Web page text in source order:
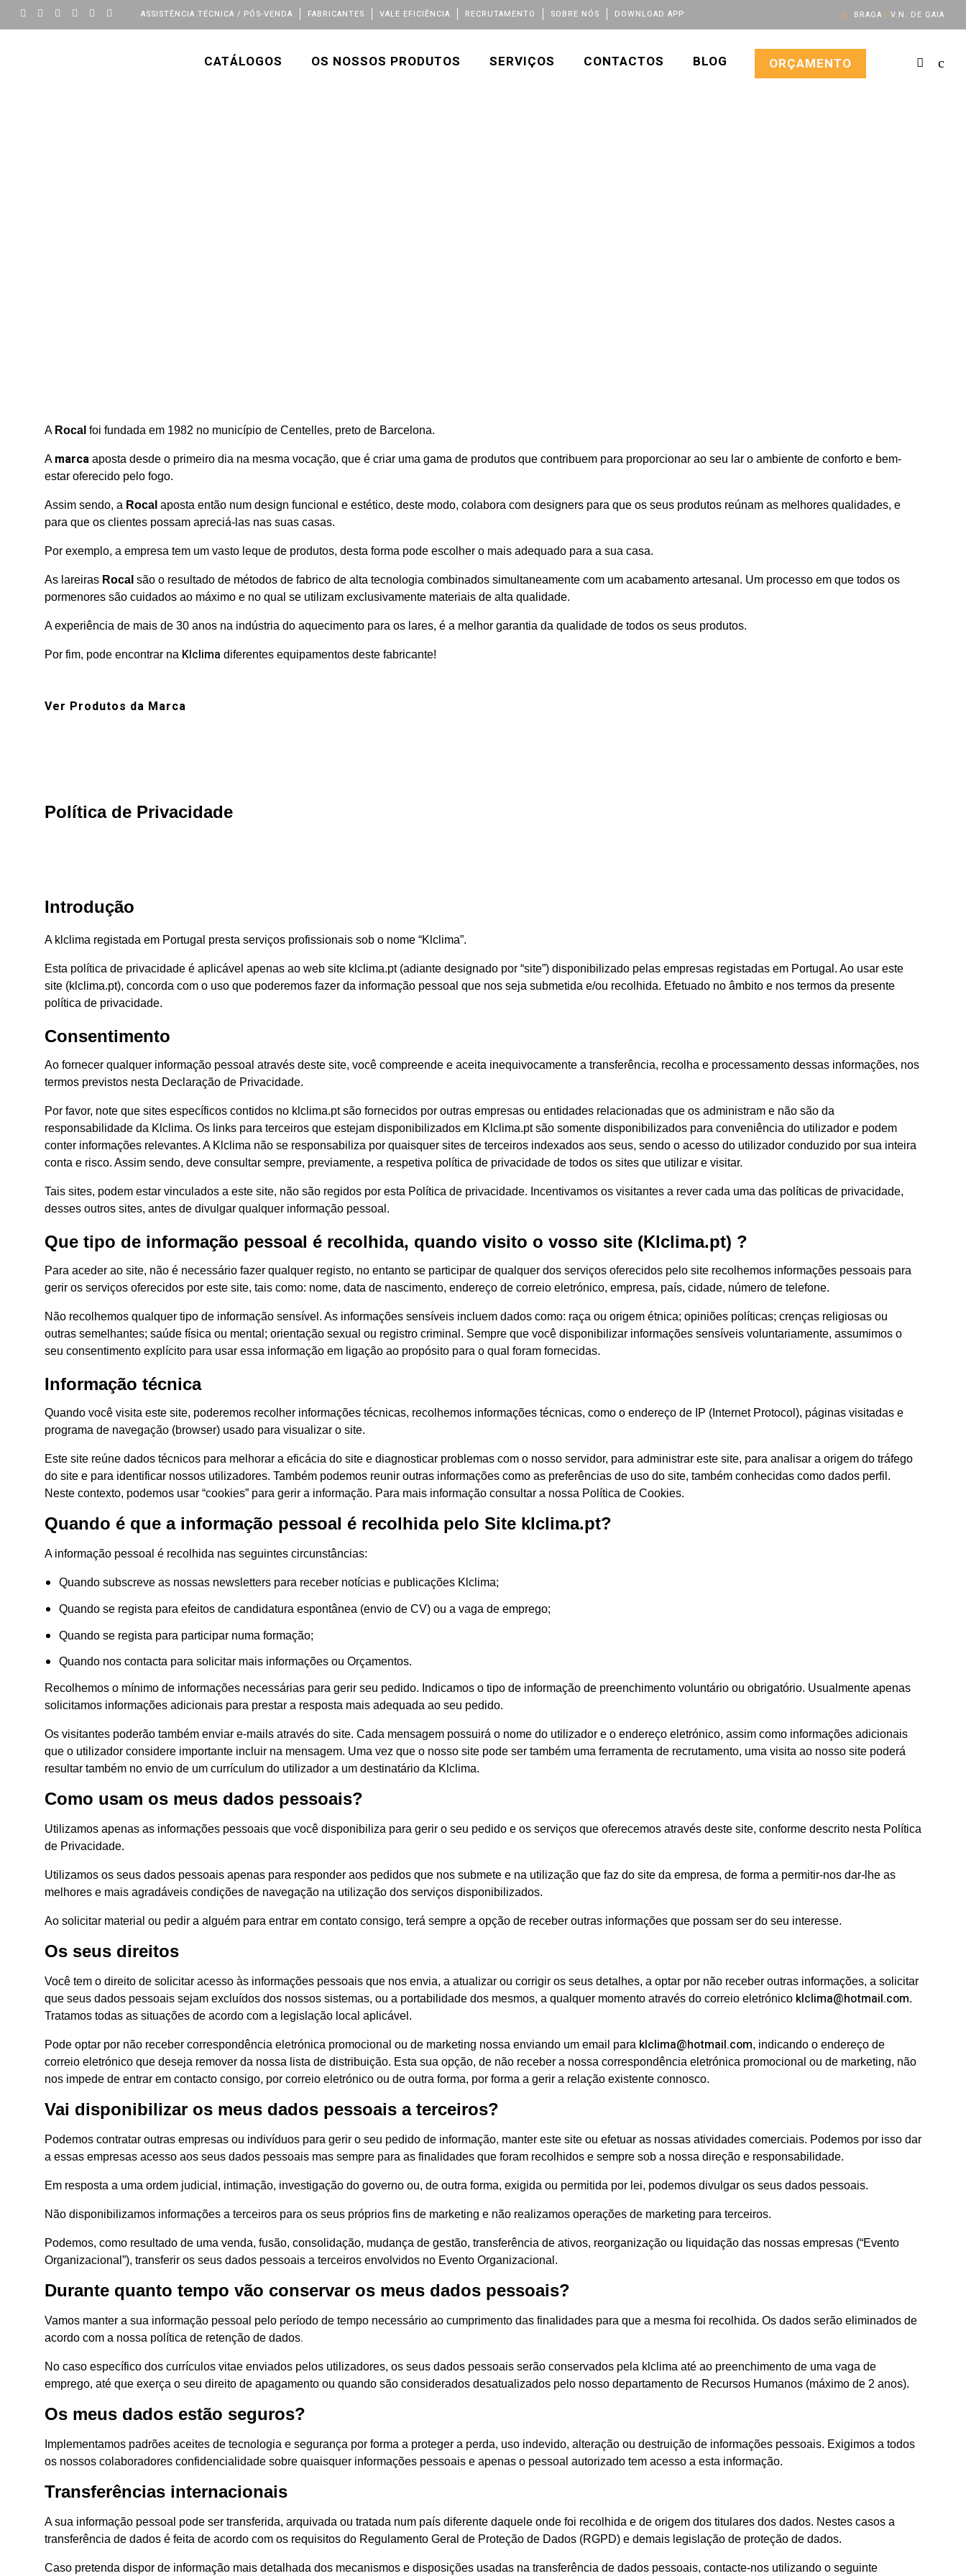
BRAGA | V.N. DE GAIA
ASSISTÊNCIA TÉCNICA / PÓS-VENDA FABRICANTES VALE EFICIÊNCIA RECRUTAMENTO SOBRE NÓS DOWNLOAD APP
CATÁLOGOS OS NOSSOS PRODUTOS SERVIÇOS CONTACTOS BLOG ORÇAMENTO
A Rocal foi fundada em 1982 no município de Centelles, preto de Barcelona.
A marca aposta desde o primeiro dia na mesma vocação, que é criar uma gama de produtos que contribuem para proporcionar ao seu lar o ambiente de conforto e bem-
estar oferecido pelo fogo.
Assim sendo, a Rocal aposta então num design funcional e estético, deste modo, colabora com designers para que os seus produtos reúnam as melhores qualidades, e
para que os clientes possam apreciá-las nas suas casas.
Por exemplo, a empresa tem um vasto leque de produtos, desta forma pode escolher o mais adequado para a sua casa.
As lareiras Rocal são o resultado de métodos de fabrico de alta tecnologia combinados simultaneamente com um acabamento artesanal. Um processo em que todos os
pormenores são cuidados ao máximo e no qual se utilizam exclusivamente materiais de alta qualidade.
A experiência de mais de 30 anos na indústria do aquecimento para os lares, é a melhor garantia da qualidade de todos os seus produtos.
Por fim, pode encontrar na Klclima diferentes equipamentos deste fabricante!
Ver Produtos da Marca
Política de Privacidade
Introdução
A klclima registada em Portugal presta serviços profissionais sob o nome “Klclima”.
Esta política de privacidade é aplicável apenas ao web site klclima.pt (adiante designado por “site”) disponibilizado pelas empresas registadas em Portugal. Ao usar este
site (klclima.pt), concorda com o uso que poderemos fazer da informação pessoal que nos seja submetida e/ou recolhida. Efetuado no âmbito e nos termos da presente
política de privacidade.
Consentimento
Ao fornecer qualquer informação pessoal através deste site, você compreende e aceita inequivocamente a transferência, recolha e processamento dessas informações, nos
termos previstos nesta Declaração de Privacidade.
Por favor, note que sites específicos contidos no klclima.pt são fornecidos por outras empresas ou entidades relacionadas que os administram e não são da
responsabilidade da Klclima. Os links para terceiros que estejam disponibilizados em Klclima.pt são somente disponibilizados para conveniência do utilizador e podem
conter informações relevantes. A Klclima não se responsabiliza por quaisquer sites de terceiros indexados aos seus, sendo o acesso do utilizador conduzido por sua inteira
conta e risco. Assim sendo, deve consultar sempre, previamente, a respetiva política de privacidade de todos os sites que utilizar e visitar.
Tais sites, podem estar vinculados a este site, não são regidos por esta Política de privacidade. Incentivamos os visitantes a rever cada uma das políticas de privacidade,
desses outros sites, antes de divulgar qualquer informação pessoal.
Que tipo de informação pessoal é recolhida, quando visito o vosso site (Klclima.pt) ?
Para aceder ao site, não é necessário fazer qualquer registo, no entanto se participar de qualquer dos serviços oferecidos pelo site recolhemos informações pessoais para
gerir os serviços oferecidos por este site, tais como: nome, data de nascimento, endereço de correio eletrónico, empresa, país, cidade, número de telefone.
Não recolhemos qualquer tipo de informação sensível. As informações sensíveis incluem dados como: raça ou origem étnica; opiniões políticas; crenças religiosas ou
outras semelhantes; saúde física ou mental; orientação sexual ou registro criminal. Sempre que você disponibilizar informações sensíveis voluntariamente, assumimos o
seu consentimento explícito para usar essa informação em ligação ao propósito para o qual foram fornecidas.
Informação técnica
Quando você visita este site, poderemos recolher informações técnicas, recolhemos informações técnicas, como o endereço de IP (Internet Protocol), páginas visitadas e
programa de navegação (browser) usado para visualizar o site.
Este site reúne dados técnicos para melhorar a eficácia do site e diagnosticar problemas com o nosso servidor, para administrar este site, para analisar a origem do tráfego
do site e para identificar nossos utilizadores. Também podemos reunir outras informações como as preferências de uso do site, também conhecidas como dados perfil.
Neste contexto, podemos usar “cookies” para gerir a informação. Para mais informação consultar a nossa Política de Cookies.
Quando é que a informação pessoal é recolhida pelo Site klclima.pt?
A informação pessoal é recolhida nas seguintes circunstâncias:
Quando subscreve as nossas newsletters para receber notícias e publicações Klclima;
Quando se regista para efeitos de candidatura espontânea (envio de CV) ou a vaga de emprego;
Quando se regista para participar numa formação;
Quando nos contacta para solicitar mais informações ou Orçamentos.
Recolhemos o mínimo de informações necessárias para gerir seu pedido. Indicamos o tipo de informação de preenchimento voluntário ou obrigatório. Usualmente apenas
solicitamos informações adicionais para prestar a resposta mais adequada ao seu pedido.
Os visitantes poderão também enviar e-mails através do site. Cada mensagem possuirá o nome do utilizador e o endereço eletrónico, assim como informações adicionais
que o utilizador considere importante incluir na mensagem. Uma vez que o nosso site pode ser também uma ferramenta de recrutamento, uma visita ao nosso site poderá
resultar também no envio de um currículum do utilizador a um destinatário da Klclima.
Como usam os meus dados pessoais?
Utilizamos apenas as informações pessoais que você disponibiliza para gerir o seu pedido e os serviços que oferecemos através deste site, conforme descrito nesta Política
de Privacidade.
Utilizamos os seus dados pessoais apenas para responder aos pedidos que nos submete e na utilização que faz do site da empresa, de forma a permitir-nos dar-lhe as
melhores e mais agradáveis condições de navegação na utilização dos serviços disponibilizados.
Ao solicitar material ou pedir a alguém para entrar em contato consigo, terá sempre a opção de receber outras informações que possam ser do seu interesse.
Os seus direitos
Você tem o direito de solicitar acesso às informações pessoais que nos envia, a atualizar ou corrigir os seus detalhes, a optar por não receber outras informações, a solicitar
que seus dados pessoais sejam excluídos dos nossos sistemas, ou a portabilidade dos mesmos, a qualquer momento através do correio eletrónico klclima@hotmail.com.
Tratamos todas as situações de acordo com a legislação local aplicável.
Pode optar por não receber correspondência eletrónica promocional ou de marketing nossa enviando um email para klclima@hotmail.com, indicando o endereço de
correio eletrónico que deseja remover da nossa lista de distribuição. Esta sua opção, de não receber a nossa correspondência eletrónica promocional ou de marketing, não
nos impede de entrar em contacto consigo, por correio eletrónico ou de outra forma, por forma a gerir a relação existente connosco.
Vai disponibilizar os meus dados pessoais a terceiros?
Podemos contratar outras empresas ou indivíduos para gerir o seu pedido de informação, manter este site ou efetuar as nossas atividades comerciais. Podemos por isso dar
a essas empresas acesso aos seus dados pessoais mas sempre para as finalidades que foram recolhidos e sempre sob a nossa direção e responsabilidade.
Em resposta a uma ordem judicial, intimação, investigação do governo ou, de outra forma, exigida ou permitida por lei, podemos divulgar os seus dados pessoais.
Não disponibilizamos informações a terceiros para os seus próprios fins de marketing e não realizamos operações de marketing para terceiros.
Podemos, como resultado de uma venda, fusão, consolidação, mudança de gestão, transferência de ativos, reorganização ou liquidação das nossas empresas (“Evento
Organizacional”), transferir os seus dados pessoais a terceiros envolvidos no Evento Organizacional.
Durante quanto tempo vão conservar os meus dados pessoais?
Vamos manter a sua informação pessoal pelo período de tempo necessário ao cumprimento das finalidades para que a mesma foi recolhida. Os dados serão eliminados de
acordo com a nossa política de retenção de dados.
No caso específico dos currículos vitae enviados pelos utilizadores, os seus dados pessoais serão conservados pela klclima até ao preenchimento de uma vaga de
emprego, até que exerça o seu direito de apagamento ou quando são considerados desatualizados pelo nosso departamento de Recursos Humanos (máximo de 2 anos).
Os meus dados estão seguros?
Implementamos padrões aceites de tecnologia e segurança por forma a proteger a perda, uso indevido, alteração ou destruição de informações pessoais. Exigimos a todos
os nossos colaboradores confidencialidade sobre quaisquer informações pessoais e apenas o pessoal autorizado tem acesso a esta informação.
Transferências internacionais
A sua informação pessoal pode ser transferida, arquivada ou tratada num país diferente daquele onde foi recolhida e de origem dos titulares dos dados. Nestes casos a
transferência de dados é feita de acordo com os requisitos do Regulamento Geral de Proteção de Dados (RGPD) e demais legislação de proteção de dados.
Caso pretenda dispor de informação mais detalhada dos mecanismos e disposições usadas na transferência de dados pessoais, contacte-nos utilizando o seguinte